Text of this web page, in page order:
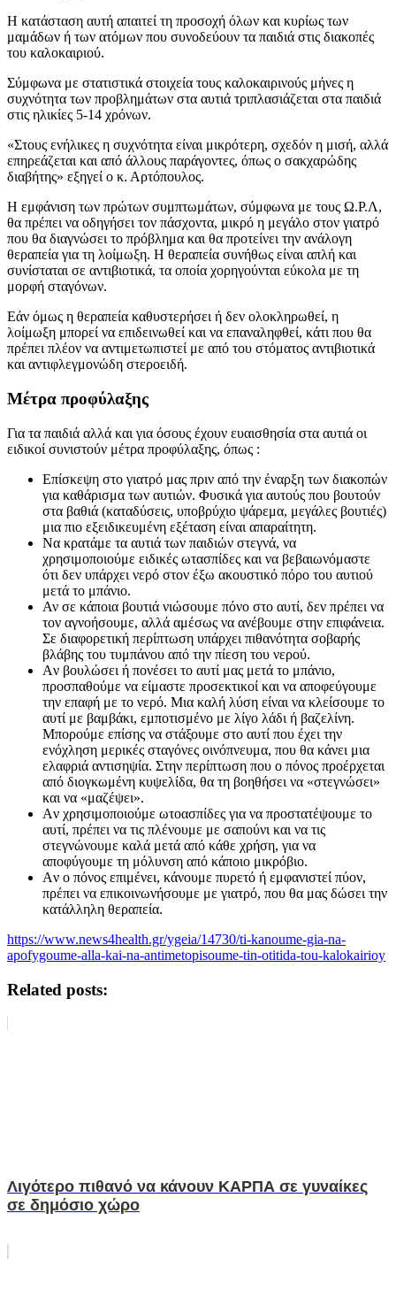
Η κατάσταση αυτή απαιτεί τη προσοχή όλων και κυρίως των
μαμάδων ή των ατόμων που συνοδεύουν τα παιδιά στις διακοπές
του καλοκαιριού.
Σύμφωνα με στατιστικά στοιχεία τους καλοκαιρινούς μήνες η
συχνότητα των προβλημάτων στα αυτιά τριπλασιάζεται στα παιδιά
στις ηλικίες 5-14 χρόνων.
«Στους ενήλικες η συχνότητα είναι μικρότερη, σχεδόν η μισή, αλλά
επηρεάζεται και από άλλους παράγοντες, όπως ο σακχαρώδης
διαβήτης» εξηγεί ο κ. Αρτόπουλος.
Η εμφάνιση των πρώτων συμπτωμάτων, σύμφωνα με τους Ω.Ρ.Λ,
θα πρέπει να οδηγήσει τον πάσχοντα, μικρό η μεγάλο στον γιατρό
που θα διαγνώσει το πρόβλημα και θα προτείνει την ανάλογη
θεραπεία για τη λοίμωξη. Η θεραπεία συνήθως είναι απλή και
συνίσταται σε αντιβιοτικά, τα οποία χορηγούνται εύκολα με τη
μορφή σταγόνων.
Εάν όμως η θεραπεία καθυστερήσει ή δεν ολοκληρωθεί, η
λοίμωξη μπορεί να επιδεινωθεί και να επαναληφθεί, κάτι που θα
πρέπει πλέον να αντιμετωπιστεί με από του στόματος αντιβιοτικά
και αντιφλεγμονώδη στεροειδή.
Mέτρα προφύλαξης
Για τα παιδιά αλλά και για όσους έχουν ευαισθησία στα αυτιά οι
ειδικοί συνιστούν μέτρα προφύλαξης, όπως :
Επίσκεψη στο γιατρό μας πριν από την έναρξη των διακοπών
για καθάρισμα των αυτιών. Φυσικά για αυτούς που βουτούν
στα βαθιά (καταδύσεις, υποβρύχιο ψάρεμα, μεγάλες βουτιές)
μια πιο εξειδικευμένη εξέταση είναι απαραίτητη.
Να κρατάμε τα αυτιά των παιδιών στεγνά, να
χρησιμοποιούμε ειδικές ωτασπίδες και να βεβαιωνόμαστε
ότι δεν υπάρχει νερό στον έξω ακουστικό πόρο του αυτιού
μετά το μπάνιο.
Αν σε κάποια βουτιά νιώσουμε πόνο στο αυτί, δεν πρέπει να
τον αγνοήσουμε, αλλά αμέσως να ανέβουμε στην επιφάνεια.
Σε διαφορετική περίπτωση υπάρχει πιθανότητα σοβαρής
βλάβης του τυμπάνου από την πίεση του νερού.
Aν βουλώσει ή πονέσει το αυτί μας μετά το μπάνιο,
προσπαθούμε να είμαστε προσεκτικοί και να αποφεύγουμε
την επαφή με το νερό. Μια καλή λύση είναι να κλείσουμε το
αυτί με βαμβάκι, εμποτισμένο με λίγο λάδι ή βαζελίνη.
Μπορούμε επίσης να στάξουμε στο αυτί που έχει την
ενόχληση μερικές σταγόνες οινόπνευμα, που θα κάνει μια
ελαφριά αντισηψία. Στην περίπτωση που ο πόνος προέρχεται
από διογκωμένη κυψελίδα, θα τη βοηθήσει να «στεγνώσει»
και να «μαζέψει».
Aν χρησιμοποιούμε ωτοασπίδες για να προστατέψουμε το
αυτί, πρέπει να τις πλένουμε με σαπούνι και να τις
στεγνώνουμε καλά μετά από κάθε χρήση, για να
αποφύγουμε τη μόλυνση από κάποιο μικρόβιο.
Aν ο πόνος επιμένει, κάνουμε πυρετό ή εμφανιστεί πύον,
πρέπει να επικοινωνήσουμε με γιατρό, που θα μας δώσει την
κατάλληλη θεραπεία.
https://www.news4health.gr/ygeia/14730/ti-kanoume-gia-na-
apofygoume-alla-kai-na-antimetopisoume-tin-otitida-tou-kalokairioy
Related posts:
Λιγότερο πιθανό να κάνουν ΚΑΡΠΑ σε γυναίκες
σε δημόσιο χώρο